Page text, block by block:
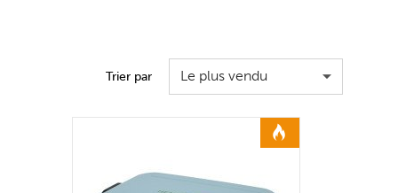
Trier par Le plus vendu